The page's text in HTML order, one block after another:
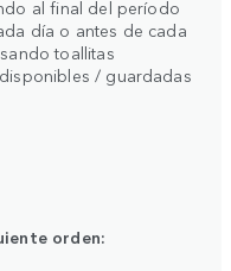
al final del período
día o antes de cada
toallitas
/ guardadas
orden: